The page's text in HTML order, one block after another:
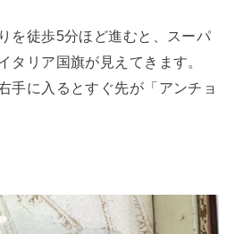
を徒歩5分ほど進むと、スーパ
タリア国旗が見えてきます。
手に入るとすぐ先が「アンチョ